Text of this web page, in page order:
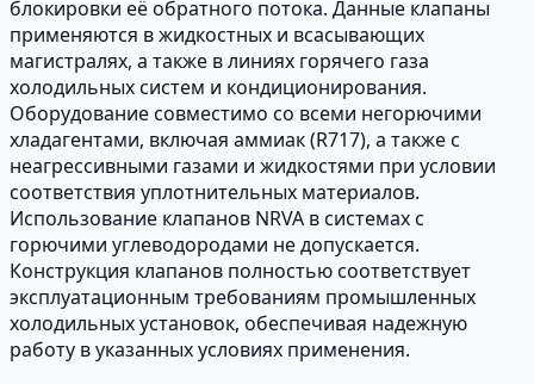
блокировки её обратного потока. Данные клапаны
применяются в жидкостных и всасывающих
магистралях, а также в линиях горячего газа
холодильных систем и кондиционирования.
Оборудование совместимо со всеми негорючими
хладагентами, включая аммиак (R717), а также с
неагрессивными газами и жидкостями при условии
соответствия уплотнительных материалов.
Использование клапанов NRVA в системах с
горючими углеводородами не допускается.
Конструкция клапанов полностью соответствует
эксплуатационным требованиям промышленных
холодильных установок, обеспечивая надежную
работу в указанных условиях применения.